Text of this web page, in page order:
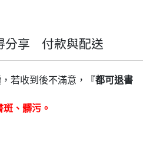
分享 付款與配送
若收到後不滿意，『都可退書
、髒污。